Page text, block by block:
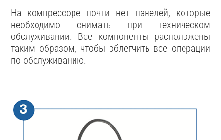
На компрессоре почти нет панелей, которые
необходимо снимать при техническом
обслуживании. Все компоненты расположены
таким образом, чтобы облегчить все операции
по обслуживанию.